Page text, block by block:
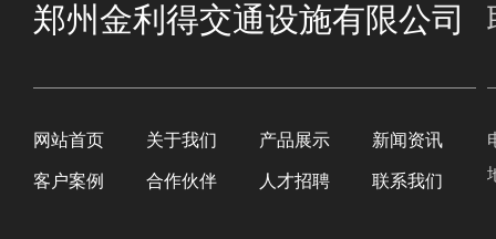
郑州金利得交通设施有限公司
网站首页 关于我们 产品展示 新闻资讯
客户案例 合作伙伴 人才招聘 联系我们